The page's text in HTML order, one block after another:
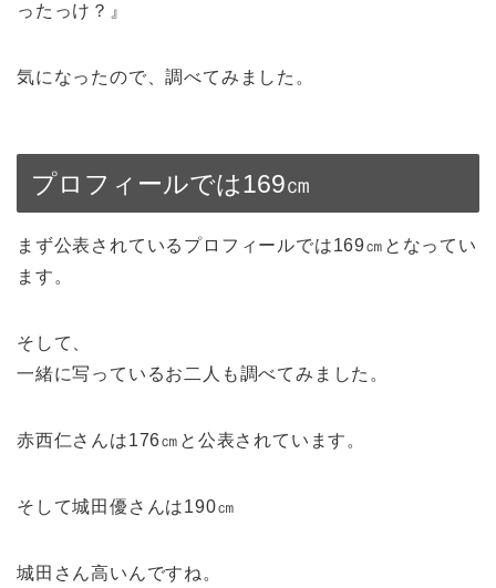
ったっけ？』
気になったので、調べてみました。
プロフィールでは169㎝
まず公表されているプロフィールでは169㎝となってい
ます。
そして、
一緒に写っているお二人も調べてみました。
赤西仁さんは176㎝と公表されています。
そして城田優さんは190㎝
城田さん高いんですね。